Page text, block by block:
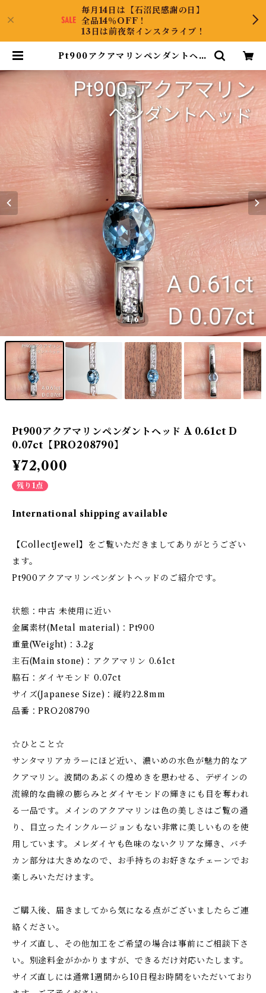
毎月14日は【石沼民感謝の日】
全品14％OFF！
13日は前夜祭インスタライブ！
Pt900アクアマリンペンダントヘッ
790】 | CollectJewel
1/6
Pt900アクアマリンペンダントヘッド A 0.61ct D
0.07ct【PRO208790】
¥72,000
残り1点
International shipping available
【CollectJewel】をご覧いただきましてありがとうござい
ます。
Pt900アクアマリンペンダントヘッドのご紹介です。
状態：中古 未使用に近い
金属素材(Metal material)：Pt900
重量(Weight)：3.2g
主石(Main stone)：アクアマリン 0.61ct
脇石：ダイヤモンド 0.07ct
サイズ(Japanese Size)：縦約22.8mm
品番：PRO208790
☆ひとこと☆
サンタマリアカラーにほど近い、濃いめの水色が魅力的なア
クアマリン。波間のあぶくの煌めきを思わせる、デザインの
流線的な曲線の膨らみとダイヤモンドの輝きにも目を奪われ
る一品です。メインのアクアマリンは色の美しさはご覧の通
り、目立ったインクルージョンもない非常に美しいものを使
用しています。メレダイヤも色味のないクリアな輝き、バチ
カン部分は大きめなので、お手持ちのお好きなチェーンでお
楽しみいただけます。
ご購入後、届きましてから気になる点がございましたらご連
絡ください。
サイズ直し、その他加工をご希望の場合は事前にご相談下さ
い。別途料金がかかりますが、できるだけ対応いたします。
サイズ直しには通常1週間から10日程お時間をいただいており